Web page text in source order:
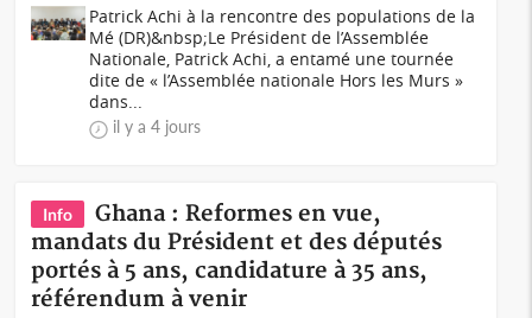
Patrick Achi à la rencontre des populations de la
Mé (DR)&nbsp;Le Président de l’Assemblée
Nationale, Patrick Achi, a entamé une tournée
dite de « l’Assemblée nationale Hors les Murs »
dans...
il y a 4 jours
Info
Ghana : Reformes en vue,
mandats du Président et des députés
portés à 5 ans, candidature à 35 ans,
référendum à venir